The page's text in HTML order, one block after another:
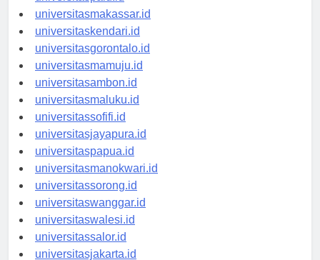
universitaspalu.id
universitasmakassar.id
universitaskendari.id
universitasgorontalo.id
universitasmamuju.id
universitasambon.id
universitasmaluku.id
universitassofifi.id
universitasjayapura.id
universitaspapua.id
universitasmanokwari.id
universitassorong.id
universitaswanggar.id
universitaswalesi.id
universitassalor.id